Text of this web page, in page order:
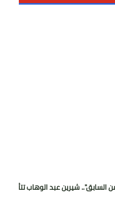
عبد الوهاب تتألق في أولى